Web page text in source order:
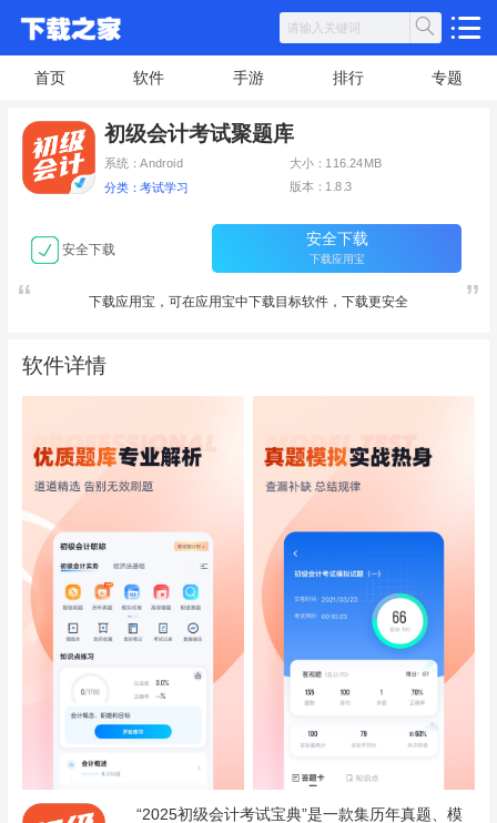
首页 软件 手游 排行 专题
初级会计考试聚题库
系统：Android 大小：116.24MB
分类：考试学习 版本：1.8.3
安全下载
安全下载
下载应用宝
下载应用宝，可在应用宝中下载目标软件，下载更安全
软件详情
“2025初级会计考试宝典”是一款集历年真题、模